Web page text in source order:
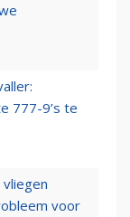
777-9’s te
voor